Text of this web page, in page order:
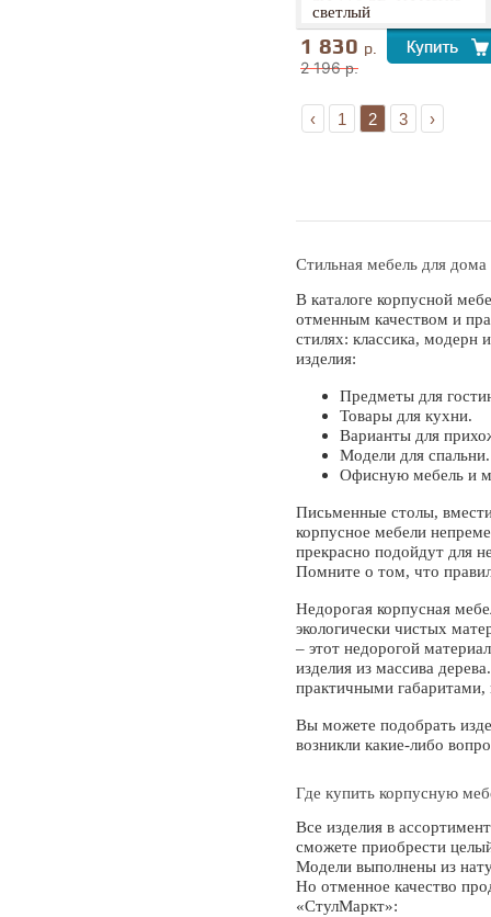
светлый
2 196р.
1 830 р.
‹ 1 2 3 ›
Стильная мебель для
В каталоге корпусной
отменным качеством и
стилях: классика,
изделия:
Предметы для
Товары для кухни.
Варианты для
Модели для спальни.
Офисную мебель и
Письменные столы,
корпусное мебели
прекрасно подойдут для
Помните о том, что
Недорогая корпусная
экологически чистых
– этот недорогой
изделия из массива
практичными
Вы можете подобрать
возникли какие-либо
Где купить корпусную
Все изделия в
сможете приобрести
Модели выполнены из
Но отменное качество
«СтулМаркт»: